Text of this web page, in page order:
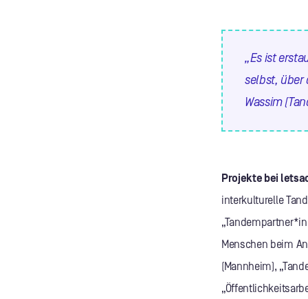
„Es ist
selbst, über
Wassim
Projekte bei
interkulturelle
Menschen beim
(Mannheim),